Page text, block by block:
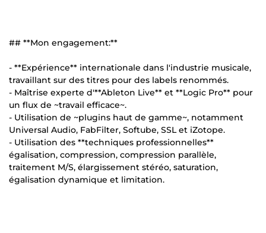
## **Mon engagement:**
- **Expérience** internationale dans l'industrie musicale,
travaillant sur des titres pour des labels renommés.
- Maîtrise experte d'**Ableton Live** et **Logic Pro** pour
un flux de ~travail efficace~.
- Utilisation de ~plugins haut de gamme~, notamment
Universal Audio, FabFilter, Softube, SSL et iZotope.
- Utilisation des **techniques professionnelles**
égalisation, compression, compression parallèle,
traitement M/S, élargissement stéréo, saturation,
égalisation dynamique et limitation.